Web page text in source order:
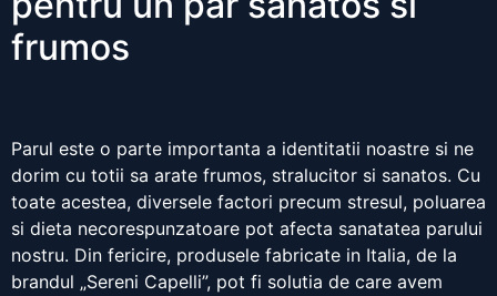
frumos
Parul este o parte importanta a identitatii noastre si ne
dorim cu totii sa arate frumos, stralucitor si sanatos. Cu
toate acestea, diversele factori precum stresul, poluarea
si dieta necorespunzatoare pot afecta sanatatea parului
nostru. Din fericire, produsele fabricate in Italia, de la
brandul „Sereni Capelli”, pot fi solutia de care avem